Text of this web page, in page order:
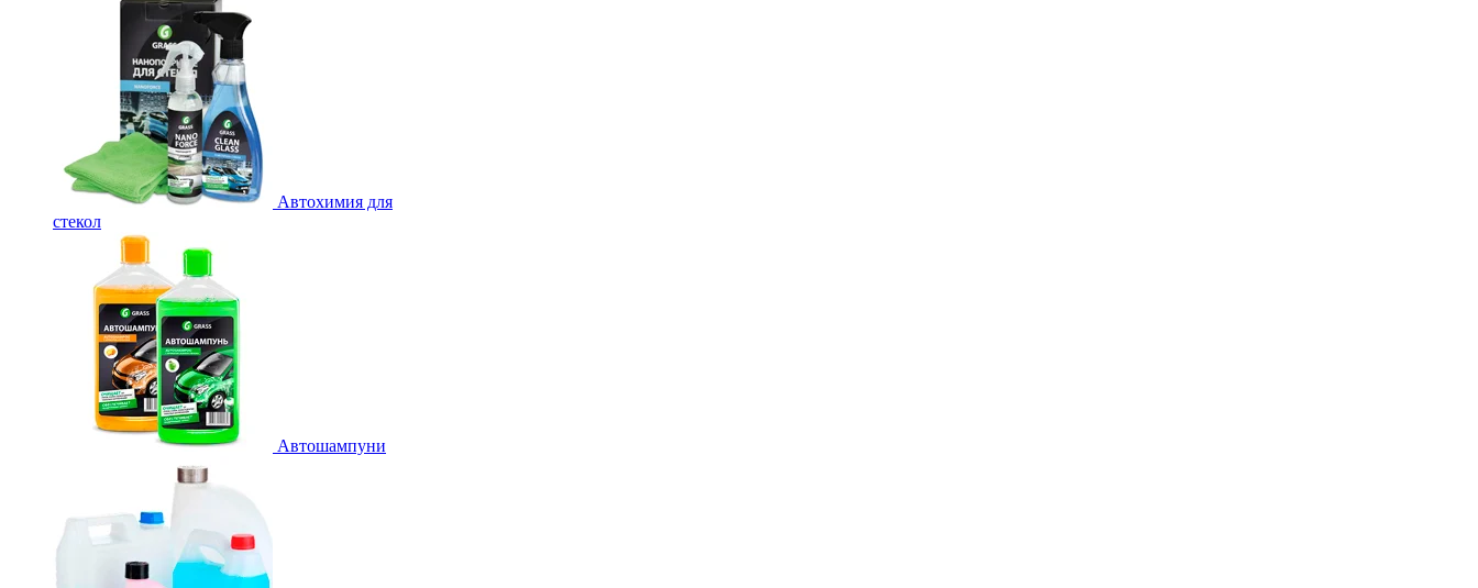
Автохимия для
стекол
Автошампуни